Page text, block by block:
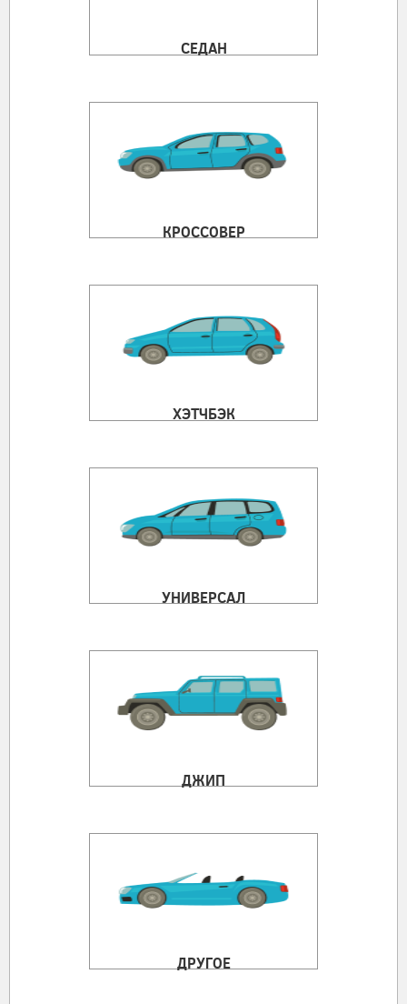
СЕДАН
КРОССОВЕР
ХЭТЧБЭК
УНИВЕРСАЛ
ДЖИП
ДРУГОЕ